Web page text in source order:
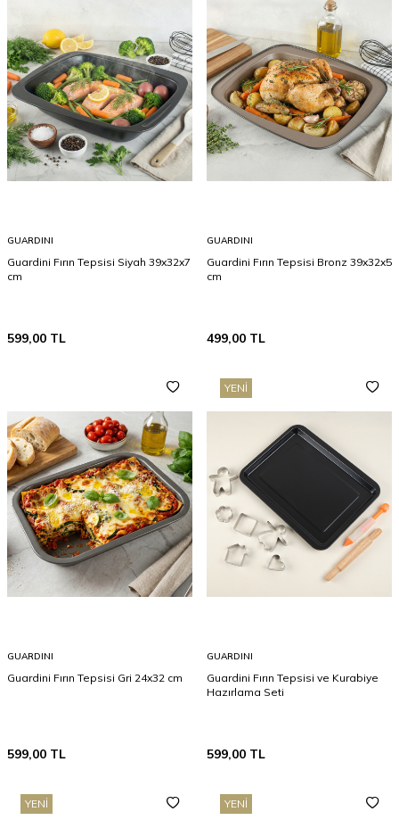
GUARDINI
Guardini Fırın Tepsisi Siyah 39x32x7
cm
599,00 TL
GUARDINI
Guardini Fırın Tepsisi Bronz 39x32x5
cm
499,00 TL
GUARDINI
Guardini Fırın Tepsisi Gri 24x32 cm
599,00 TL
YENI
GUARDINI
Guardini Fırın Tepsisi ve Kurabiye
Hazırlama Seti
599,00 TL
YENI YENI